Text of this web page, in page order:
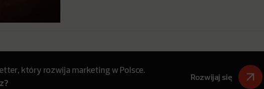
który rozwija marketing w Polsce.
Rozwijaj się